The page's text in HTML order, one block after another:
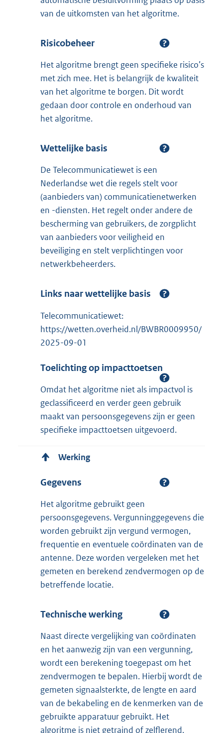
van de uitkomsten van het algoritme.
Risicobeheer
Het algoritme brengt geen specifieke risico’s
met zich mee. Het is belangrijk de kwaliteit
van het algoritme te borgen. Dit wordt
gedaan door controle en onderhoud van
het algoritme.
Wettelijke basis
De Telecommunicatiewet is een
Nederlandse wet die regels stelt voor
(aanbieders van) communicatienetwerken
en -diensten. Het regelt onder andere de
bescherming van gebruikers, de zorgplicht
van aanbieders voor veiligheid en
beveiliging en stelt verplichtingen voor
netwerkbeheerders.
Links naar wettelijke basis
Telecommunicatiewet:
https://wetten.overheid.nl/BWBR0009950/
2025-09-01
Toelichting op impacttoetsen
Omdat het algoritme niet als impactvol is
geclassificeerd en verder geen gebruik
maakt van persoonsgegevens zijn er geen
specifieke impacttoetsen uitgevoerd.
Werking
Gegevens
Het algoritme gebruikt geen
persoonsgegevens. Vergunninggegevens die
worden gebruikt zijn vergund vermogen,
frequentie en eventuele coördinaten van de
antenne. Deze worden vergeleken met het
gemeten en berekend zendvermogen op de
betreffende locatie.
Technische werking
Naast directe vergelijking van coördinaten
en het aanwezig zijn van een vergunning,
wordt een berekening toegepast om het
zendvermogen te bepalen. Hierbij wordt de
gemeten signaalsterkte, de lengte en aard
van de bekabeling en de kenmerken van de
gebruikte apparatuur gebruikt. Het
algoritme is niet getraind of zelflerend.